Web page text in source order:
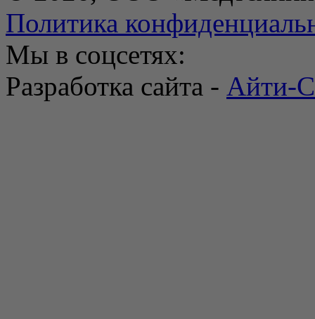
Политика
Мы в соцсетях:
Разработка сайта - Айти-